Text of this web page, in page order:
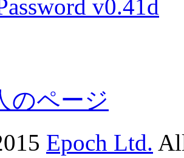
v0.41d
のページ
Epoch Ltd.